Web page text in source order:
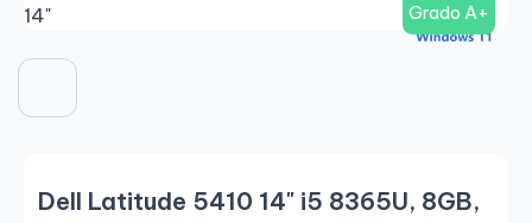
Grado A+
Dell Latitude 5410 14" i5 8365U, 8GB,